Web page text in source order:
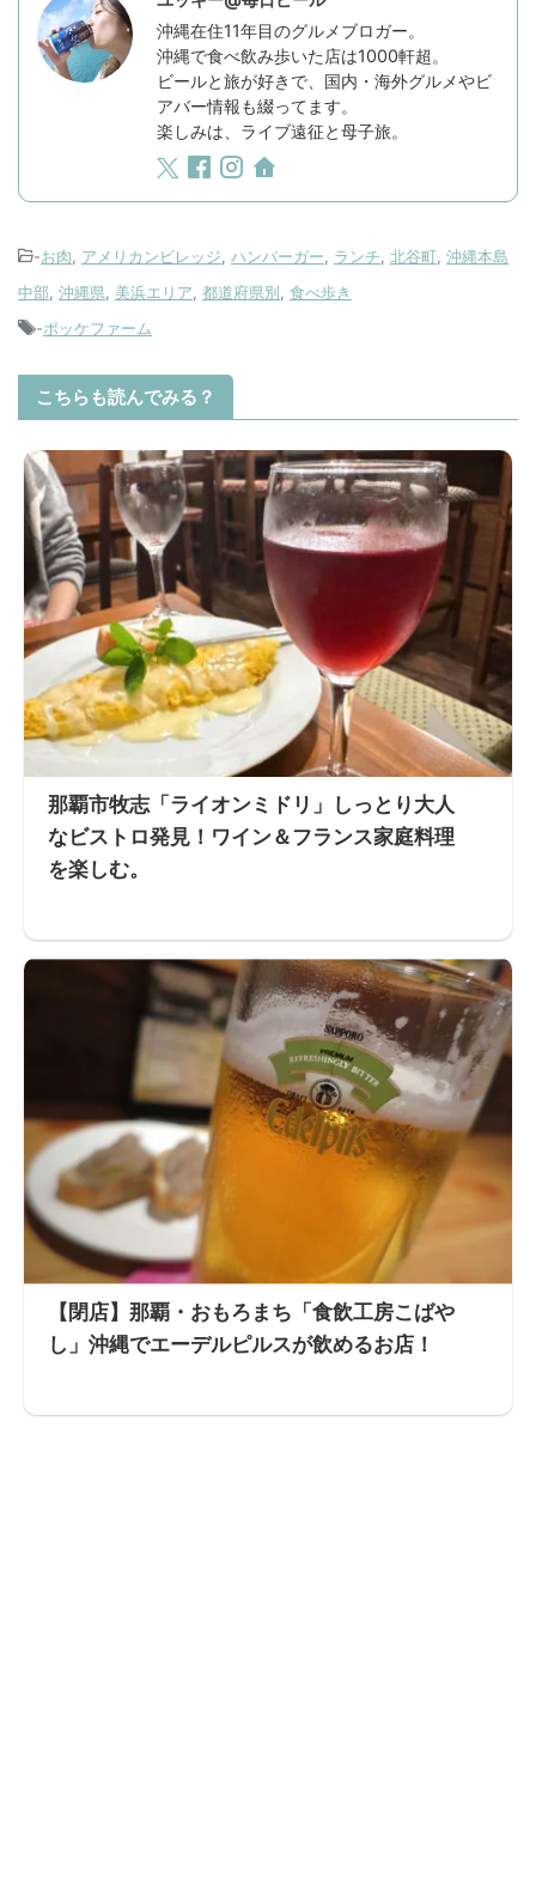
沖縄在住11年目のグルメブロガー。
沖縄で食べ飲み歩いた店は1000軒超。
ビールと旅が好きで、国内・海外グルメやビ
アバー情報も綴ってます。
楽しみは、ライブ遠征と母子旅。
-お肉, アメリカンビレッジ, ハンバーガー, ランチ, 北谷町, 沖縄本島
中部, 沖縄県, 美浜エリア, 都道府県別, 食べ歩き
-ポッケファーム
こちらも読んでみる？
那覇市牧志「ライオンミドリ」しっとり大人
なビストロ発見！ワイン＆フランス家庭料理
を楽しむ。
【閉店】那覇・おもろまち「食飲工房こばや
し」沖縄でエーデルピルスが飲めるお店！